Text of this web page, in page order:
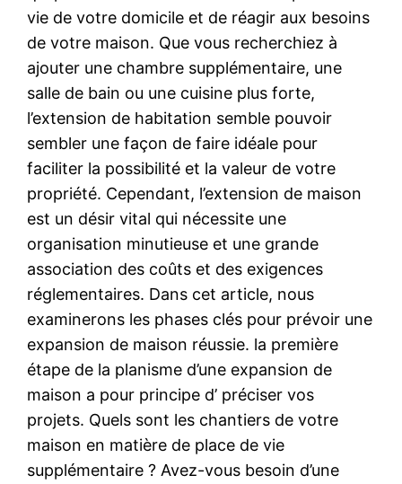
vie de votre domicile et de réagir aux besoins
de votre maison. Que vous recherchiez à
ajouter une chambre supplémentaire, une
salle de bain ou une cuisine plus forte,
l’extension de habitation semble pouvoir
sembler une façon de faire idéale pour
faciliter la possibilité et la valeur de votre
propriété. Cependant, l’extension de maison
est un désir vital qui nécessite une
organisation minutieuse et une grande
association des coûts et des exigences
réglementaires. Dans cet article, nous
examinerons les phases clés pour prévoir une
expansion de maison réussie. la première
étape de la planisme d’une expansion de
maison a pour principe d’ préciser vos
projets. Quels sont les chantiers de votre
maison en matière de place de vie
supplémentaire ? Avez-vous besoin d’une